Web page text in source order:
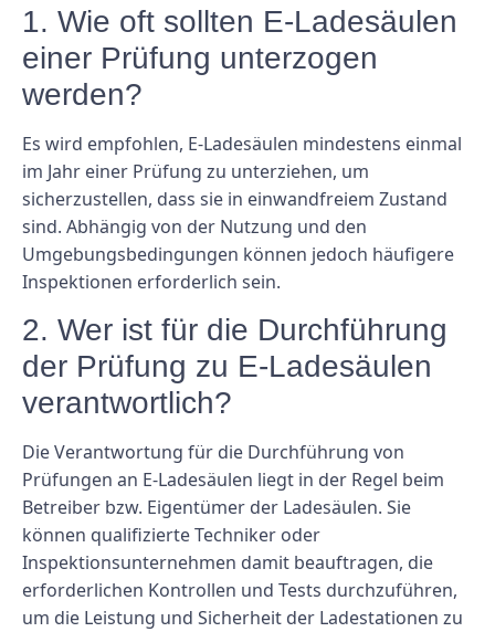
1. Wie oft sollten E-Ladesäulen
einer Prüfung unterzogen
werden?
Es wird empfohlen, E-Ladesäulen mindestens einmal
im Jahr einer Prüfung zu unterziehen, um
sicherzustellen, dass sie in einwandfreiem Zustand
sind. Abhängig von der Nutzung und den
Umgebungsbedingungen können jedoch häufigere
Inspektionen erforderlich sein.
2. Wer ist für die Durchführung
der Prüfung zu E-Ladesäulen
verantwortlich?
Die Verantwortung für die Durchführung von
Prüfungen an E-Ladesäulen liegt in der Regel beim
Betreiber bzw. Eigentümer der Ladesäulen. Sie
können qualifizierte Techniker oder
Inspektionsunternehmen damit beauftragen, die
erforderlichen Kontrollen und Tests durchzuführen,
um die Leistung und Sicherheit der Ladestationen zu